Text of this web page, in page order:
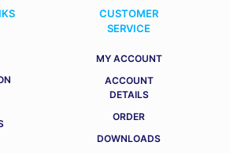
CUSTOMER
SERVICE
MY ACCOUNT
ACCOUNT
DETAILS
ORDER
DOWNLOADS